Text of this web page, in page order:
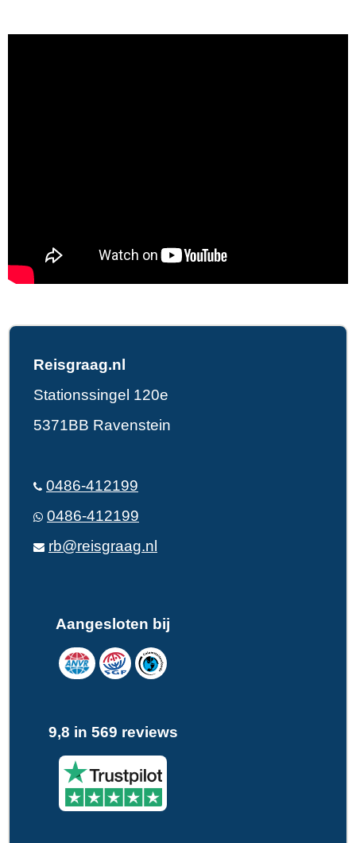
Reisgraag.nl
Stationssingel 120e
5371BB Ravenstein
0486-412199
0486-412199
rb@reisgraag.nl
Aangesloten bij
9,8 in 569 reviews